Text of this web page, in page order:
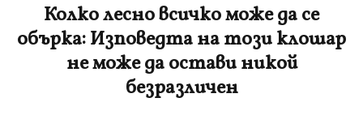
Колко лесно всичко може да се
обърка: Изповедта на този клошар
не може да остави никой
безразличен